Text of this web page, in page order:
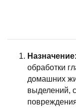
Назначение:
обработки
домашних
выделений,